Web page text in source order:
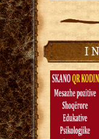
I